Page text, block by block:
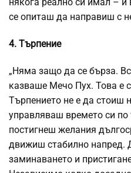
се опиташ да направиш с
4. Търпение
„Няма защо да се бърза.
казваше Мечо Пух. Това е
Търпението не е да стоиш
управляваш времето си по
постигнеш желания
движиш стабилно напред.
заминаването и